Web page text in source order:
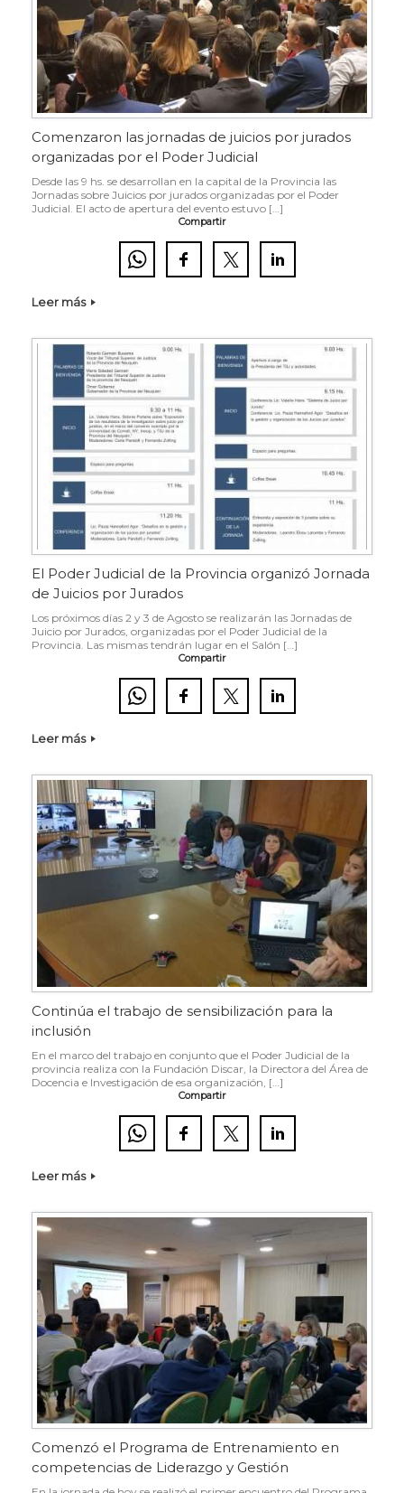
Comenzaron las jornadas de juicios por jurados
organizadas por el Poder Judicial
Desde las 9 hs. se desarrollan en la capital de la Provincia las
Jornadas sobre Juicios por jurados organizadas por el Poder
Judicial. El acto de apertura del evento estuvo […]
Compartir
Leer más
El Poder Judicial de la Provincia organizó Jornada
de Juicios por Jurados
Los próximos días 2 y 3 de Agosto se realizarán las Jornadas de
Juicio por Jurados, organizadas por el Poder Judicial de la
Provincia. Las mismas tendrán lugar en el Salón […]
Compartir
Leer más
Continúa el trabajo de sensibilización para la
inclusión
En el marco del trabajo en conjunto que el Poder Judicial de la
provincia realiza con la Fundación Discar, la Directora del Área de
Docencia e Investigación de esa organización, […]
Compartir
Leer más
Comenzó el Programa de Entrenamiento en
competencias de Liderazgo y Gestión